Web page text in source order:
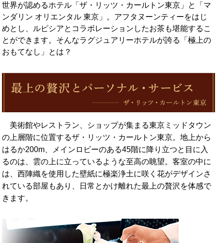
世界が認めるホテル「ザ・リッツ・カールトン東京」と「マ
ンダリン オリエンタル 東京」。アフタヌーンティーをはじ
めとし、ルピシアとコラボレーションしたお茶も堪能するこ
とができます。そんなラグジュアリーホテルが誇る「極上の
おもてなし」とは？
美術館やレストラン、ショップが集まる東京ミッドタウン
の上層階に位置するザ・リッツ・カールトン東京。地上から
はるか200m、メインロビーのある45階に降り立つと目に入
るのは、雲の上に立っているような至高の眺望。客室の中に
は、西陣織を使用した壁紙に極楽浄土に咲く花がデザインさ
れている部屋もあり、日常とかけ離れた最上の贅沢を体感で
きます。